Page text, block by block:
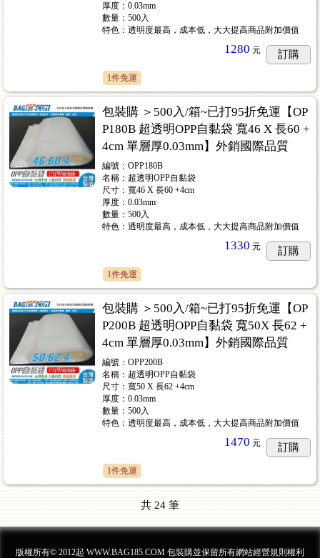
厚度：0.03mm
數量：500入
特色：透明度最高，成本低，大大提高商品附加價值
1280 元 訂購
1件免運
包裝購 ＞500入/箱~已打95折免運【OP
P180B 超透明OPP自黏袋 寬46 X 長60 +
4cm 單層厚0.03mm】外銷國際品質
編號：OPP180B
名稱：超透明OPP自黏袋
尺寸：寬46 X 長60 +4cm
厚度：0.03mm
數量：500入
特色：透明度最高，成本低，大大提高商品附加價值
1330 元 訂購
1件免運
包裝購 ＞500入/箱~已打95折免運【OP
P200B 超透明OPP自黏袋 寬50X 長62 +
4cm 單層厚0.03mm】外銷國際品質
編號：OPP200B
名稱：超透明OPP自黏袋
尺寸：寬50 X 長62 +4cm
厚度：0.03mm
數量：500入
特色：透明度最高，成本低，大大提高商品附加價值
1470 元 訂購
1件免運
共 24 筆
版權所有© 2012起 WWW.BAG185.COM 包裝購並保留所有網站經營規則權利